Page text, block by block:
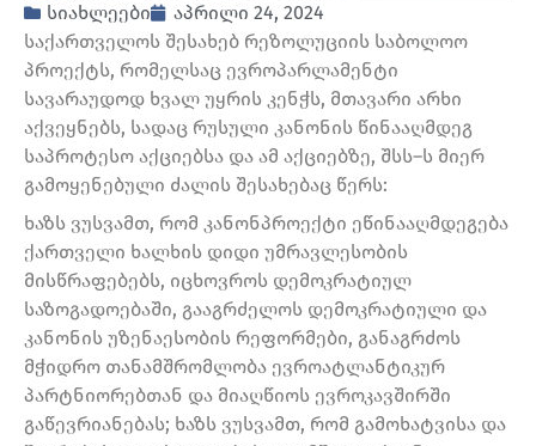
სიახლეები
აპრილი 24, 2024
საქართველოს შესახებ რეზოლუციის საბოლოო
პროექტს, რომელსაც ევროპარლამენტი
სავარაუდოდ ხვალ უყრის კენჭს, მთავარი არხი
აქვეყნებს, სადაც რუსული კანონის წინააღმდეგ
საპროტესო აქციებსა და ამ აქციებზე, შსს–ს მიერ
გამოყენებული ძალის შესახებაც წერს:
ხაზს ვუსვამთ, რომ კანონპროექტი ეწინააღმდეგება
ქართველი ხალხის დიდი უმრავლესობის
მისწრაფებებს, იცხოვროს დემოკრატიულ
საზოგადოებაში, გააგრძელოს დემოკრატიული და
კანონის უზენაესობის რეფორმები, განაგრძოს
მჭიდრო თანამშრომლობა ევროატლანტიკურ
პარტნიორებთან და მიაღწიოს ევროკავშირში
გაწევრიანებას; ხაზს ვუსვამთ, რომ გამოხატვისა და